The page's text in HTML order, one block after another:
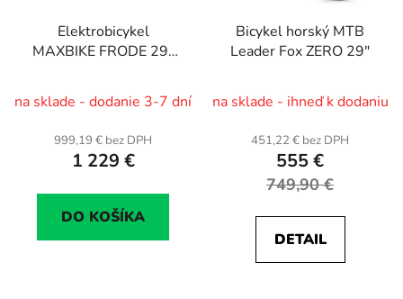
Elektrobicykel
MAXBIKE FRODE 29"
v. XL
na sklade - dodanie 3-7 dní
999,19 € bez DPH
1 229 €
DO KOŠÍKA
Bicykel horský MTB
Leader Fox ZERO 29"
na sklade - ihneď k dodaniu
451,22 € bez DPH
555 €
749,90 €
DETAIL